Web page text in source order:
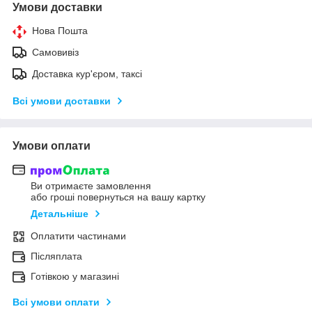
Умови доставки
Нова Пошта
Самовивіз
Доставка кур'єром, таксі
Всі умови доставки
Умови оплати
Ви отримаєте замовлення
або гроші повернуться на вашу картку
Детальніше
Оплатити частинами
Післяплата
Готівкою у магазині
Всі умови оплати